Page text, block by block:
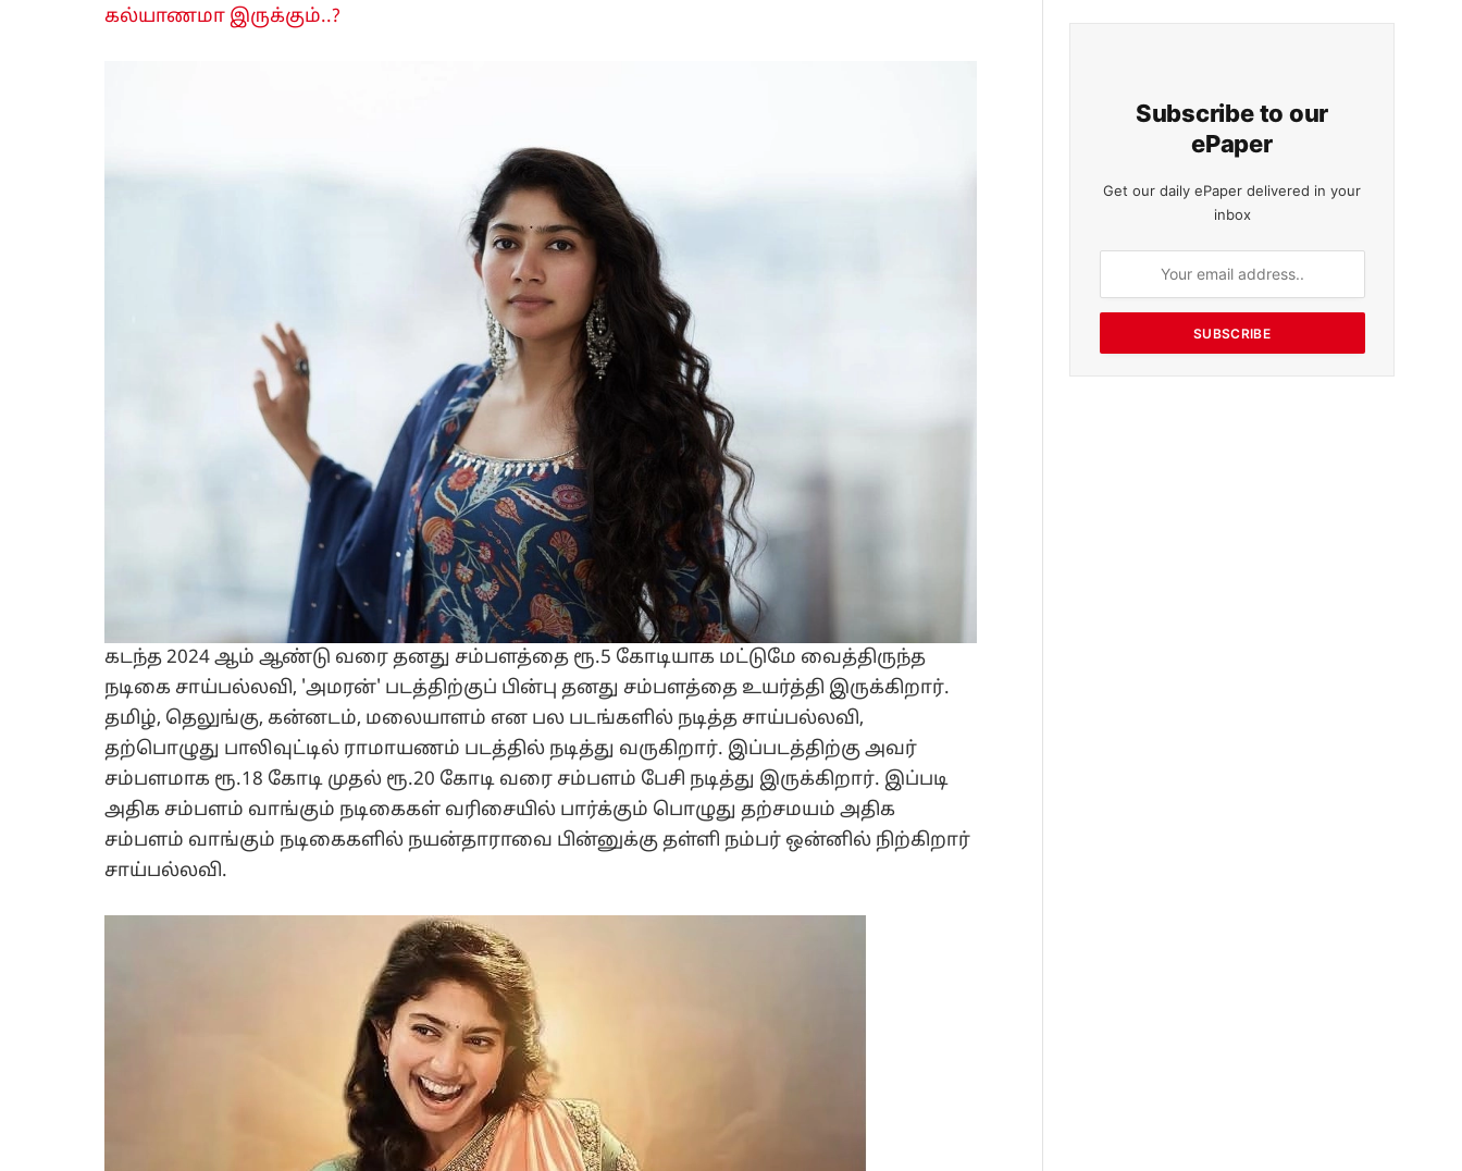
கல்யாணமா இருக்கும்..?
கடந்த 2024 ஆம் ஆண்டு வரை தனது சம்பளத்தை ரூ.5 கோடியாக மட்டுமே வைத்திருந்த
நடிகை சாய்பல்லவி, 'அமரன்' படத்திற்குப் பின்பு தனது சம்பளத்தை உயர்த்தி இருக்கிறார்.
தமிழ், தெலுங்கு, கன்னடம், மலையாளம் என பல படங்களில் நடித்த சாய்பல்லவி,
தற்பொழுது பாலிவுட்டில் ராமாயணம் படத்தில் நடித்து வருகிறார். இப்படத்திற்கு அவர்
சம்பளமாக ரூ.18 கோடி முதல் ரூ.20 கோடி வரை சம்பளம் பேசி நடித்து இருக்கிறார். இப்படி
அதிக சம்பளம் வாங்கும் நடிகைகள் வரிசையில் பார்க்கும் பொழுது தற்சமயம் அதிக
சம்பளம் வாங்கும் நடிகைகளில் நயன்தாராவை பின்னுக்கு தள்ளி நம்பர் ஒன்னில் நிற்கிறார்
சாய்பல்லவி.
Subscribe to our
ePaper
Get our daily ePaper delivered in your
inbox
SUBSCRIBE